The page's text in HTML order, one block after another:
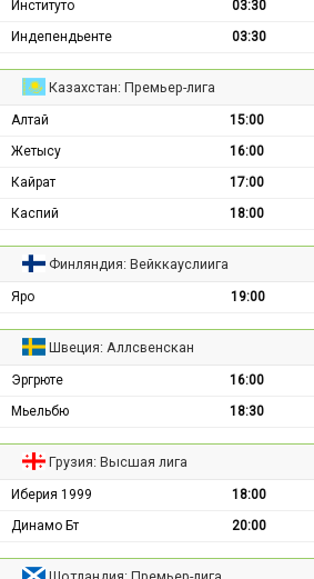
Институто
03:30
Индепендьенте
03:30
Казахстан: Премьер-лига
Алтай 15:00
Жетысу
16:00
Кайрат
17:00
Каспий
18:00
Финляндия: Вейккауслиига
Яро 19:00
Швеция: Аллсвенскан
Эргрюте 16:00
Мьельбю
18:30
Грузия: Высшая лига
Иберия 1999 18:00
Динамо Бт
20:00